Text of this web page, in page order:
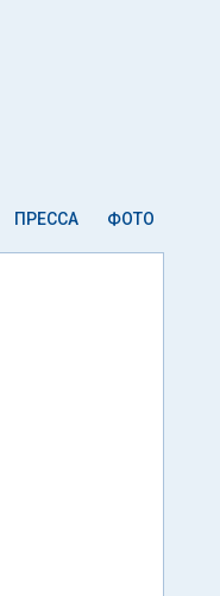
ПРЕССА ФОТО